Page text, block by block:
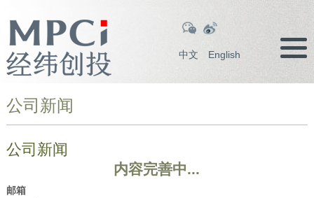
中文 English
公司新闻
公司新闻
内容完善中...
邮箱